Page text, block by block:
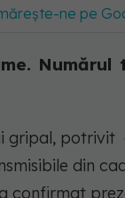
ne pe
Numărul
gripal, potrivit
din
confirmat